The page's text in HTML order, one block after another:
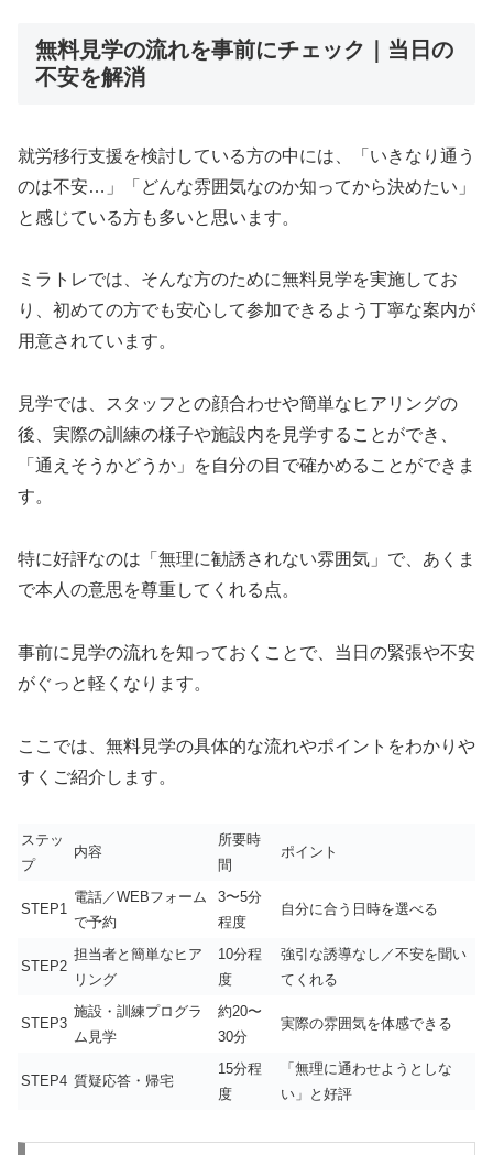
無料見学の流れを事前にチェック｜当日の
不安を解消
就労移行支援を検討している方の中には、「いきなり通う
のは不安…」「どんな雰囲気なのか知ってから決めたい」
と感じている方も多いと思います。
ミラトレでは、そんな方のために無料見学を実施してお
り、初めての方でも安心して参加できるよう丁寧な案内が
用意されています。
見学では、スタッフとの顔合わせや簡単なヒアリングの
後、実際の訓練の様子や施設内を見学することができ、
「通えそうかどうか」を自分の目で確かめることができま
す。
特に好評なのは「無理に勧誘されない雰囲気」で、あくま
で本人の意思を尊重してくれる点。
事前に見学の流れを知っておくことで、当日の緊張や不安
がぐっと軽くなります。
ここでは、無料見学の具体的な流れやポイントをわかりや
すくご紹介します。
ステッ
プ
内容
所要時
間
ポイント
STEP1
電話／WEBフォーム
で予約
3〜5分
程度
自分に合う日時を選べる
STEP2
担当者と簡単なヒア
リング
10分程
度
強引な誘導なし／不安を聞い
てくれる
STEP3
施設・訓練プログラ
ム見学
約20〜
30分
実際の雰囲気を体感できる
STEP4 質疑応答・帰宅
15分程
度
「無理に通わせようとしな
い」と好評